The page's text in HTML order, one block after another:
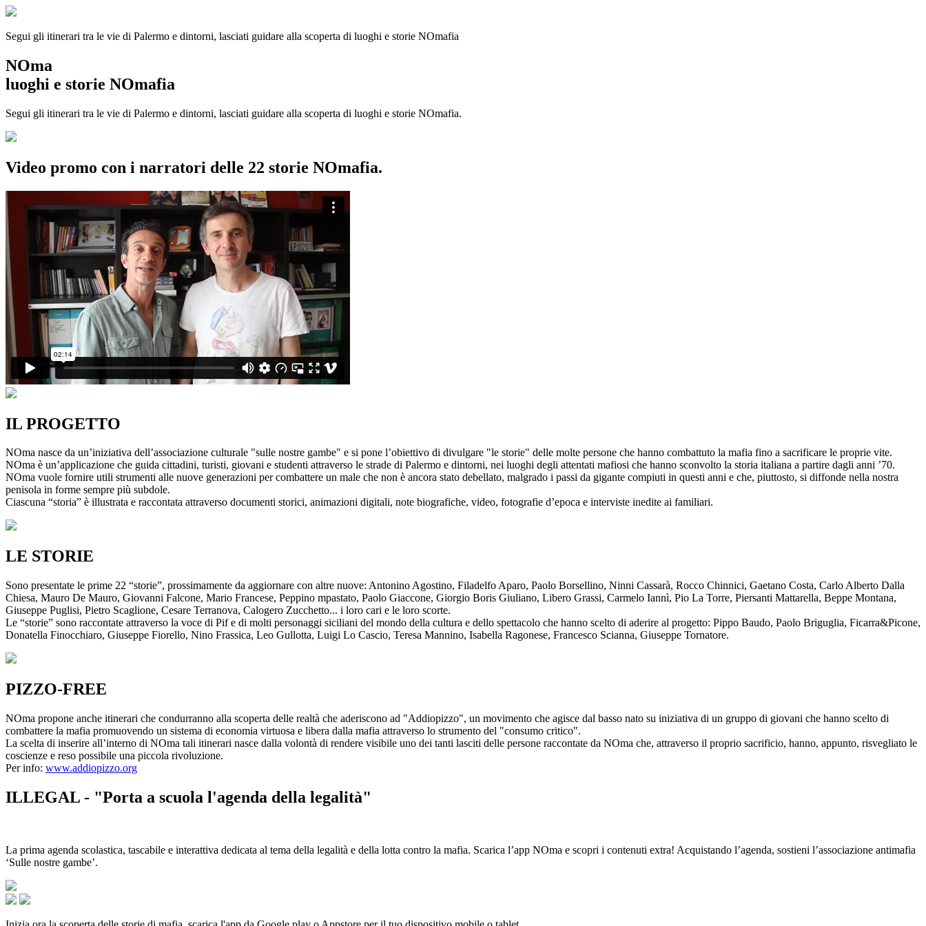
Segui gli itinerari tra le vie di Palermo e dintorni, lasciati guidare alla scoperta di luoghi e storie NOmafia
NOma
luoghi e storie NOmafia
Segui gli itinerari tra le vie di Palermo e dintorni, lasciati guidare alla scoperta di luoghi e storie NOmafia.
Video promo con i narratori delle 22 storie NOmafia.
IL PROGETTO
NOma nasce da un’iniziativa dell’associazione culturale "sulle nostre gambe" e si pone l’obiettivo di divulgare "le storie" delle molte persone che hanno combattuto la mafia fino a sacrificare le proprie vite.
NOma è un’applicazione che guida cittadini, turisti, giovani e studenti attraverso le strade di Palermo e dintorni, nei luoghi degli attentati mafiosi che hanno sconvolto la storia italiana a partire dagli anni ’70.
NOma vuole fornire utili strumenti alle nuove generazioni per combattere un male che non è ancora stato debellato, malgrado i passi da gigante compiuti in questi anni e che, piuttosto, si diffonde nella nostra
penisola in forme sempre più subdole.
Ciascuna “storia” è illustrata e raccontata attraverso documenti storici, animazioni digitali, note biografiche, video, fotografie d’epoca e interviste inedite ai familiari.
LE STORIE
Sono presentate le prime 22 “storie”, prossimamente da aggiornare con altre nuove: Antonino Agostino, Filadelfo Aparo, Paolo Borsellino, Ninni Cassarà, Rocco Chinnici, Gaetano Costa, Carlo Alberto Dalla
Chiesa, Mauro De Mauro, Giovanni Falcone, Mario Francese, Peppino mpastato, Paolo Giaccone, Giorgio Boris Giuliano, Libero Grassi, Carmelo Iannì, Pio La Torre, Piersanti Mattarella, Beppe Montana,
Giuseppe Puglisi, Pietro Scaglione, Cesare Terranova, Calogero Zucchetto... i loro cari e le loro scorte.
Le “storie” sono raccontate attraverso la voce di Pif e di molti personaggi siciliani del mondo della cultura e dello spettacolo che hanno scelto di aderire al progetto: Pippo Baudo, Paolo Briguglia, Ficarra&Picone,
Donatella Finocchiaro, Giuseppe Fiorello, Nino Frassica, Leo Gullotta, Luigi Lo Cascio, Teresa Mannino, Isabella Ragonese, Francesco Scianna, Giuseppe Tornatore.
PIZZO-FREE
NOma propone anche itinerari che condurranno alla scoperta delle realtà che aderiscono ad "Addiopizzo", un movimento che agisce dal basso nato su iniziativa di un gruppo di giovani che hanno scelto di
combattere la mafia promuovendo un sistema di economia virtuosa e libera dalla mafia attraverso lo strumento del "consumo critico".
La scelta di inserire all’interno di NOma tali itinerari nasce dalla volontà di rendere visibile uno dei tanti lasciti delle persone raccontate da NOma che, attraverso il proprio sacrificio, hanno, appunto, risvegliato le
coscienze e reso possibile una piccola rivoluzione.
Per info: www.addiopizzo.org
ILLEGAL - "Porta a scuola l'agenda della legalità"
La prima agenda scolastica, tascabile e interattiva dedicata al tema della legalità e della lotta contro la mafia. Scarica l’app NOma e scopri i contenuti extra! Acquistando l’agenda, sostieni l’associazione antimafia
‘Sulle nostre gambe’.